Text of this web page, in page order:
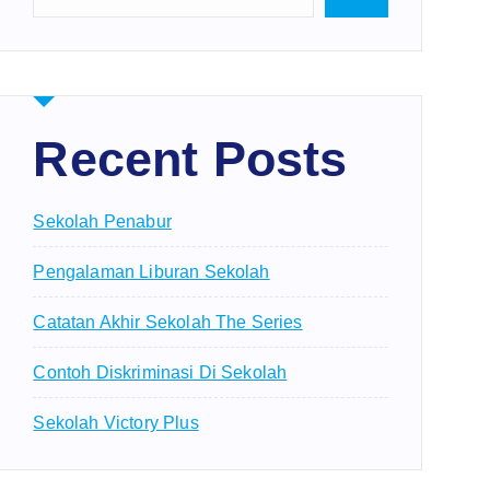
Recent Posts
Sekolah Penabur
Pengalaman Liburan Sekolah
Catatan Akhir Sekolah The Series
Contoh Diskriminasi Di Sekolah
Sekolah Victory Plus